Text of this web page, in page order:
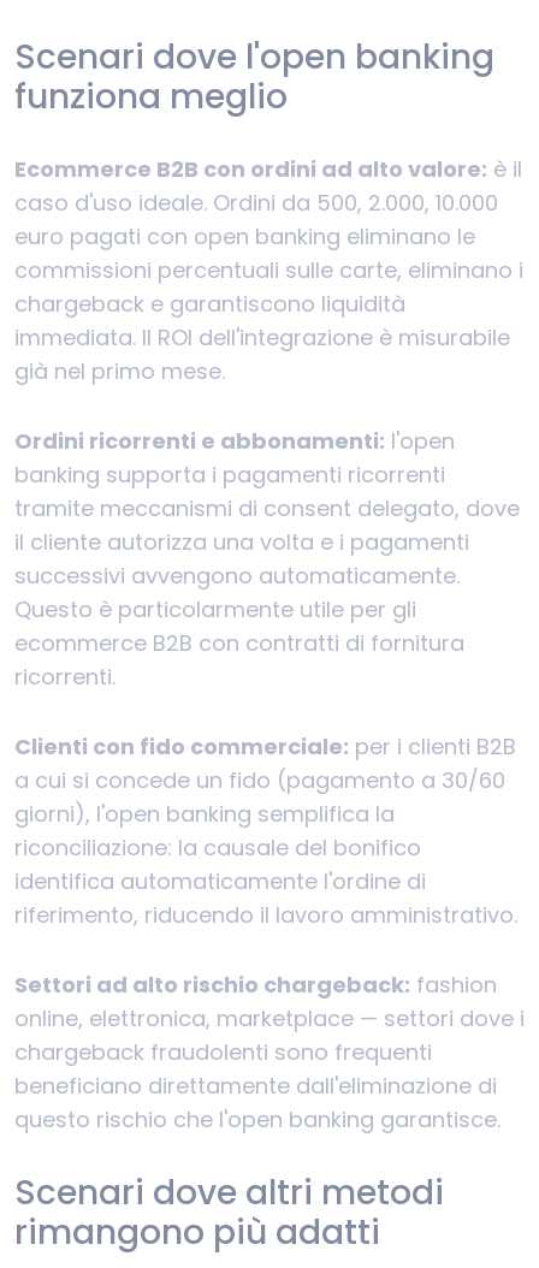
Scenari dove l'open banking
funziona meglio
Ecommerce B2B con ordini ad alto valore: è il
caso d'uso ideale. Ordini da 500, 2.000, 10.000
euro pagati con open banking eliminano le
commissioni percentuali sulle carte, eliminano i
chargeback e garantiscono liquidità
immediata. Il ROI dell'integrazione è misurabile
già nel primo mese.
Ordini ricorrenti e abbonamenti: l'open
banking supporta i pagamenti ricorrenti
tramite meccanismi di consent delegato, dove
il cliente autorizza una volta e i pagamenti
successivi avvengono automaticamente.
Questo è particolarmente utile per gli
ecommerce B2B con contratti di fornitura
ricorrenti.
Clienti con fido commerciale: per i clienti B2B
a cui si concede un fido (pagamento a 30/60
giorni), l'open banking semplifica la
riconciliazione: la causale del bonifico
identifica automaticamente l'ordine di
riferimento, riducendo il lavoro amministrativo.
Settori ad alto rischio chargeback: fashion
online, elettronica, marketplace — settori dove i
chargeback fraudolenti sono frequenti
beneficiano direttamente dall'eliminazione di
questo rischio che l'open banking garantisce.
Scenari dove altri metodi
rimangono più adatti